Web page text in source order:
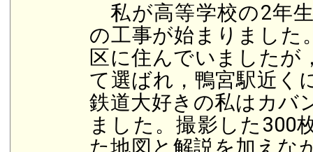
私が高等学校の2年
の工事が始まりました
区に住んでいましたが
て選ばれ，鴨宮駅近く
鉄道大好きの私はカバ
ました。撮影した300
た地図と解説を加えな